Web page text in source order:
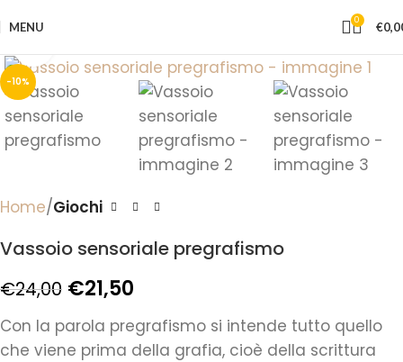
MENU 0 €
-10%
Home Giochi
Vassoio sensoriale pregrafismo
€24,00 €21,50
Con la parola pregrafismo si intende tutto quello
che viene prima della grafia, cioè della scrittura